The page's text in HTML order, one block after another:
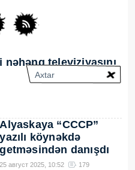
televiziyasını
Alyaskaya “СССР”
yazılı köynəkdə
getməsindən danışdı
25 август 2025, 10:52 179